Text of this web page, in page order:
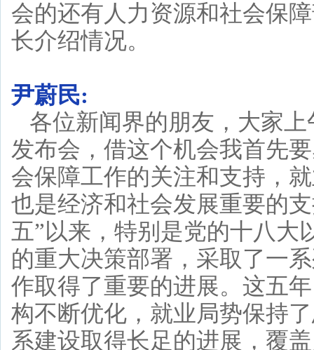
会的还有人力资源和社会保
长介绍情况。
尹蔚民:
各位新闻界的朋友，大家
发布会，借这个机会我首先
会保障工作的关注和支持，
也是经济和社会发展重要的
五”以来，特别是党的十八大
的重大决策部署，采取了一
作取得了重要的进展。这五
构不断优化，就业局势保持
系建设取得长足的进展，覆